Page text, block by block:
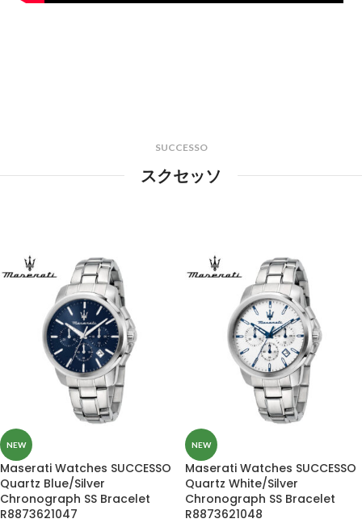
SUCCESSO
スクセッソ
NEW
Maserati Watches SUCCESSO
Quartz Blue/Silver
Chronograph SS Bracelet
R8873621047
NEW
Maserati Watches SUCCESSO
Quartz White/Silver
Chronograph SS Bracelet
R8873621048